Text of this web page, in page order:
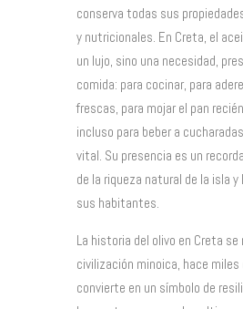
conserva todas sus
y nutricionales. En Creta, el
un lujo, sino una necesidad,
comida: para cocinar, para
frescas, para mojar el pan
incluso para beber a
vital. Su presencia es un
de la riqueza natural de la isla y
sus habitantes.
La historia del olivo en Creta se
civilización minoica, hace miles
convierte en un símbolo de